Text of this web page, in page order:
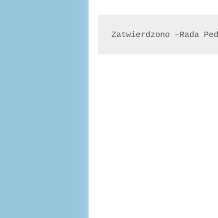
Zatwierdzono –Rada